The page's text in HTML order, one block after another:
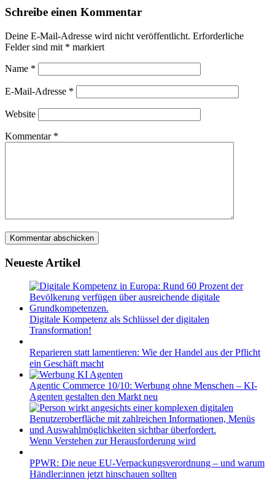
Schreibe einen Kommentar
Deine E-Mail-Adresse wird nicht veröffentlicht. Erforderliche
Felder sind mit * markiert
Name *
E-Mail-Adresse *
Website
Kommentar *
Neueste Artikel
Digitale Kompetenz als Schlüssel der digitalen
Transformation!
Reparieren statt lamentieren: Wie der Handel aus der Pflicht
ein Geschäft macht
Agentic Commerce 10/10: Werbung ohne Menschen – KI-
Agenten gestalten den Markt neu
Wenn Verstehen zur Herausforderung wird
PPWR: Die neue EU-Verpackungsverordnung – und warum
Händler:innen jetzt hinschauen sollten